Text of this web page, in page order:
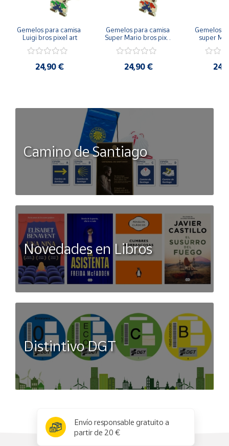
Gemelos para camisa
Luigi bros pixel art
24,90 €
Gemelos para camisa
Super Mario bros pixel
art
24,90 €
Gemelos
super
Luigi
Camino de Santiago
Novedades en Libros
Distintivo DGT
Envío responsable gratuito a
partir de 20 €